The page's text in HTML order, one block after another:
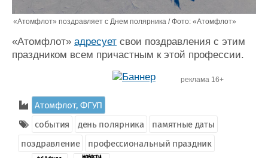
«Атомфлот» поздравляет с Днем полярника / Фото: «Атомфлот»
«Атомфлот» адресует свои поздравления с этим
праздником всем причастным к этой профессии.
реклама 16+
Атомфлот, ФГУП
события
день полярника
памятные даты
поздравление
профессиональный праздник